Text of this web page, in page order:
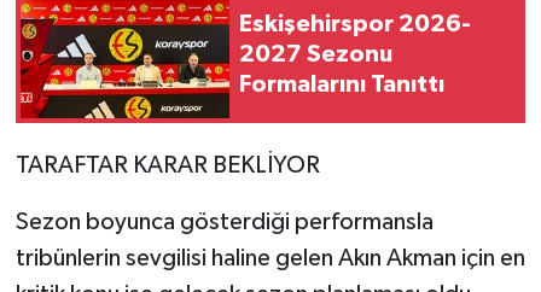
Eskişehirspor 2026-
2027 Sezonu
Formalarını Tanıttı
TARAFTAR KARAR BEKLİYOR
Sezon boyunca gösterdiği performansla
tribünlerin sevgilisi haline gelen Akın Akman için en